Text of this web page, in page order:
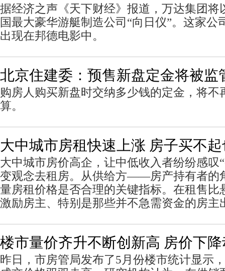
据经济之声《天下财经》报道，万达集团将
国最大豪华游艇制造公司“向日仪”。这家公
出现在邦德电影中。
北京住建委：预售新盘定金将被监
购房人购买新盘时交纳多少钱的定金，将不
算。
大中城市房租快速上涨 房子买不
大中城市房价高企，让中低收入者纷纷感叹
变观念去租房。从供给方——房产持有者的
量房租价格是否合理的关键指标。在租售比
激励房主、特别是那些并不急需资金的房主
楼市量价齐升不断创新高 房价下
昨日，市房管局发布了5月份楼市统计显示